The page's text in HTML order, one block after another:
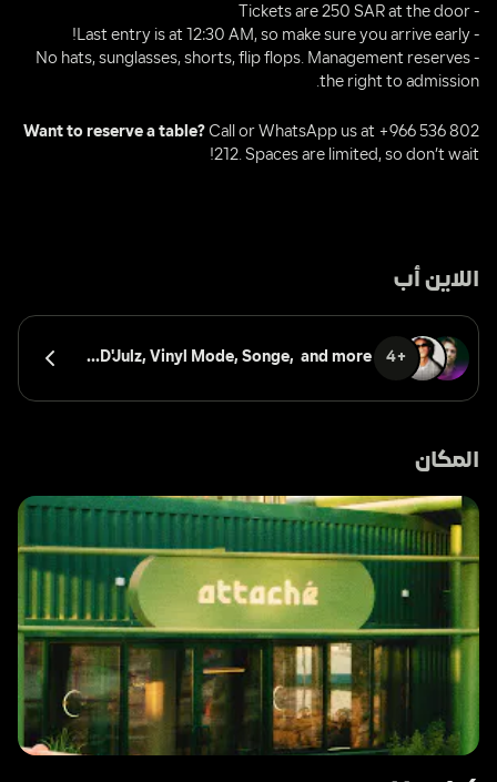
- Tickets are 250 SAR at the door
- Last entry is at 12:30 AM, so make sure you arrive early!
the right to admission.
Want to reserve a table?
212. Spaces are limited, so don’t wait!
اللاين أب
+4
D'Julz, Vinyl Mode, Songe, and more...
المكان